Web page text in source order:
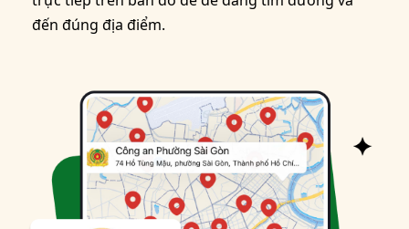
đến đúng địa điểm.